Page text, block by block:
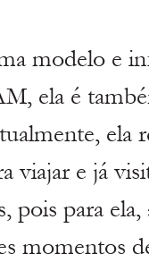
modelo e
ela é
ela
viajar e já
pois para
momentos